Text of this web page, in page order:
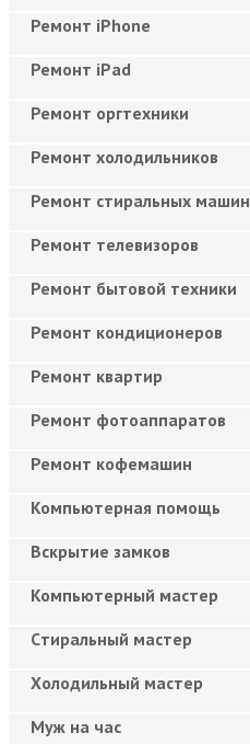
Ремонт iPhone
Ремонт iPad
Ремонт оргтехники
Ремонт холодильников
Ремонт стиральных машин
Ремонт телевизоров
Ремонт бытовой техники
Ремонт кондиционеров
Ремонт квартир
Ремонт фотоаппаратов
Ремонт кофемашин
Компьютерная помощь
Вскрытие замков
Компьютерный мастер
Cтиральный мастер
Холодильный мастер
Муж на час